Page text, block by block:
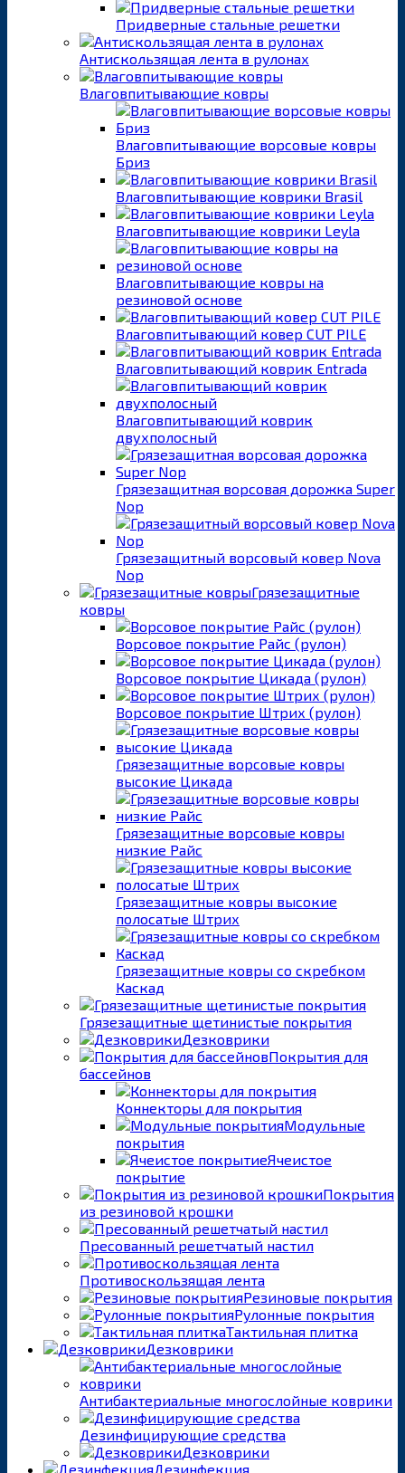
Придверные стальные решетки
Антискользящая лента в рулонах
Влаговпитывающие ковры
Влаговпитывающие ворсовые ковры
Бриз
Влаговпитывающие коврики Brasil
Влаговпитывающие коврики Leyla
Влаговпитывающие ковры на
резиновой основе
Влаговпитывающий ковер CUT PILE
Влаговпитывающий коврик Entrada
Влаговпитывающий коврик
двухполосный
Грязезащитная ворсовая дорожка Super
Nop
Грязезащитный ворсовый ковер Nova
Nop
Грязезащитные
ковры
Ворсовое покрытие Райс (рулон)
Ворсовое покрытие Цикада (рулон)
Ворсовое покрытие Штрих (рулон)
Грязезащитные ворсовые ковры
высокие Цикада
Грязезащитные ворсовые ковры
низкие Райс
Грязезащитные ковры высокие
полосатые Штрих
Грязезащитные ковры со скребком
Каскад
Грязезащитные щетинистые покрытия
Дезковрики
Покрытия для
бассейнов
Коннекторы для покрытия
Модульные
покрытия
Ячеистое
покрытие
Покрытия
из резиновой крошки
Пресованный решетчатый настил
Противоскользящая лента
Резиновые покрытия
Рулонные покрытия
Тактильная плитка
Дезковрики
Антибактериальные многослойные коврики
Дезинфицирующие средства
Дезковрики
Дезинфекция